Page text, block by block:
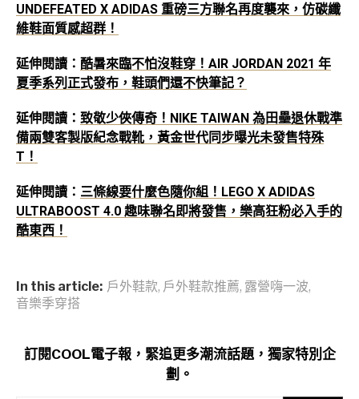
UNDEFEATED X ADIDAS 重磅三方聯名再度襲來，仿碳纖
維鞋面質感超群！
延伸閱讀： 酷暑來臨不怕沒鞋穿！AIR JORDAN 2021 年
夏季系列正式發布，鞋頭們還不快筆記？
延伸閱讀： 致敬少俠傳奇！NIKE TAIWAN 為田壘退休戰準
備兩雙客製版紀念戰靴，黃金世代同步曝光未發售特殊
T！
延伸閱讀： 三條線要什麼色隨你組！LEGO X ADIDAS
ULTRABOOST 4.0 趣味聯名即將發售，樂高狂粉必入手的
酷東西！
In this article: 戶外鞋款, 戶外鞋款推薦, 露營嗨一波,
音樂季穿搭
訂閱COOL電子報，緊追更多潮流話題，獨家特別企
劃。